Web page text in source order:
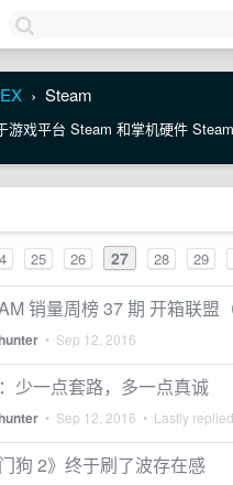
› Steam
游戏平台 Steam 和掌机硬件
25 26 27 28 29
销量周榜 37 期 开箱联盟
• Sep 12, 2016
少一点套路，多一点真诚
• Sep 12, 2016 • Lastly
门狗 2》终于刷了波存在感